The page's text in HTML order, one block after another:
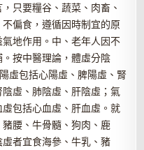
只要糧谷、蔬菜、肉畜、
偏食，遵循因時制宜的原
地作用。中、老年人因不
按中醫理論，體虛分陰
虛包括心陽虛、脾陽虛、腎
虛、肺陰虛、肝陰虛；氣
包括心血虛、肝血虛。就
腰、牛骨髓、狗肉、鹿
者宜食海參、牛乳、豬